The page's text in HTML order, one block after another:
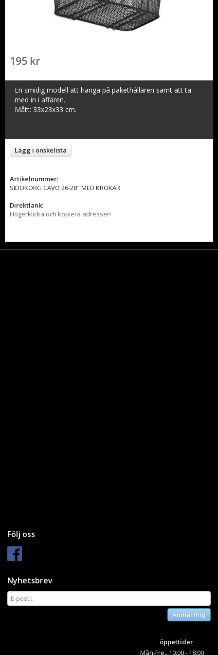
195 kr
En smidig modell att hänga på pakethållaren samt att ta
med in i affären.
Mått: 33x23x33 cm.
Lägg i önskelista
Artikelnummer:
SIDOKORG CAVO 26-28" MED KROKAR
Direktlänk:
Högerklicka och kopiera adressen
Följ oss
Nyhetsbrev
Anmäl mig
öppettider
Mån-Fre...10:00 - 18:00